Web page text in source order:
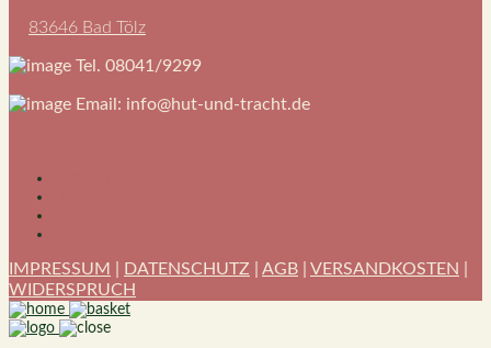
83646 Bad Tölz
Tel. 08041/9299
Email: info@hut-und-tracht.de
IMPRESSUM DATENSCHUTZ AGB VERSANDKOSTEN
WIDERSPRUCH